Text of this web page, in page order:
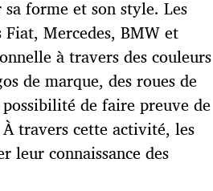
forme et son style. Les
Mercedes, BMW et
à travers des couleurs
de marque, des roues de
de faire preuve de
travers cette activité, les
leur connaissance des